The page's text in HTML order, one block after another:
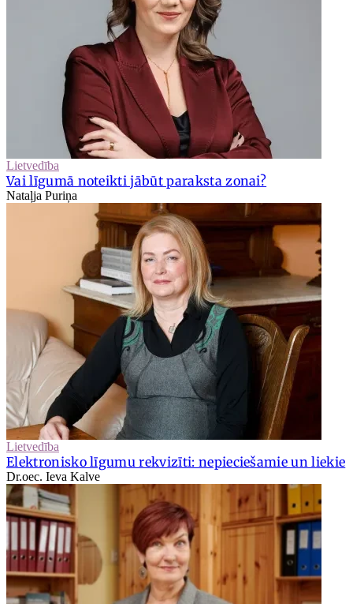
Lietvedība
Vai līgumā noteikti jābūt paraksta zonai?
Nataļja Puriņa
Lietvedība
Elektronisko līgumu rekvizīti: nepieciešamie un liekie
Dr.oec. Ieva Kalve